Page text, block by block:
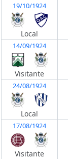
19/10/1924
Local
14/09/1924
Visitante
24/08/1924
Local
17/08/1924
Visitante